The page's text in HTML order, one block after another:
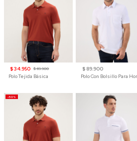
$ 34.950 $ 69.900
Polo Tejida Básica
$ 89.900
-50%